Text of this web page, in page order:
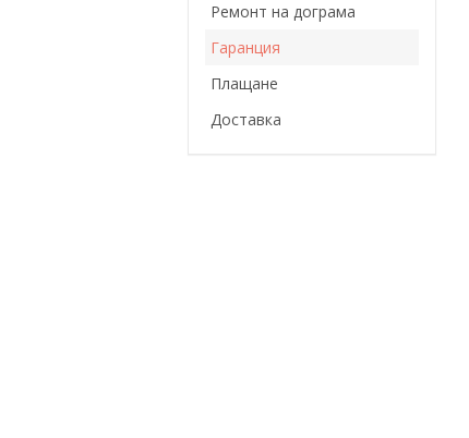
Ремонт на дограма
Гаранция
Плащане
Доставка